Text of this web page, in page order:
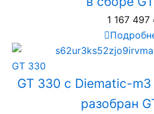
1 167 497
GT 330
GT 330 с Diematic-
разобран